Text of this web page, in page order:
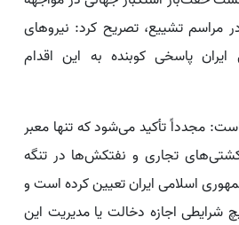
مراسم تشییع، تصریح کرد: نیروهای
پاسخی کوبنده به این اقدام
است: مجدداً تأکید می‌شود که تنها معبر
کشتی‌های تجاری و نفتکش‌ها در تنگه
اسلامی ایران تعیین کرده است و
اجازه دخالت یا مدیریت این